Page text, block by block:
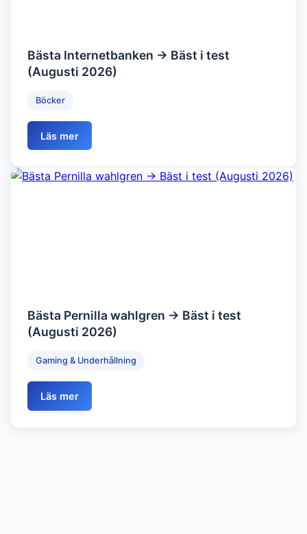
Bästa Internetbanken → Bäst i test
(Augusti 2026)
Böcker
Läs mer
Bästa Pernilla wahlgren → Bäst i test
(Augusti 2026)
Gaming & Underhållning
Läs mer